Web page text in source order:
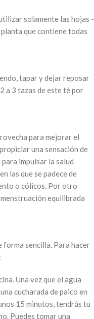
solamente las hojas -
que contiene todas
tapar y dejar reposar
a 3 tazas de este té por
para mejorar el
una sensación de
impulsar la salud
las que se padece de
o cólicos. Por otro
equilibrada
forma sencilla. Para hacer
Una vez que el agua
cucharada de paico en
15 minutos, tendrás tu
Puedes tomar una